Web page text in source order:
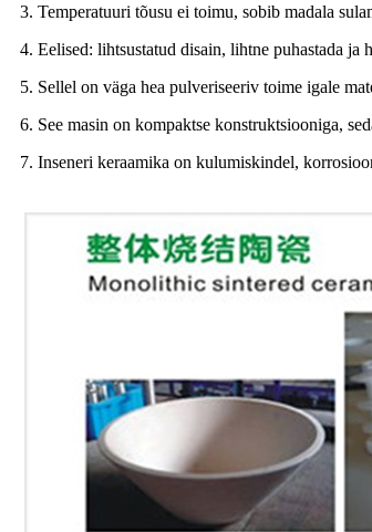
3. Temperatuuri tõusu ei toimu, sobib madala
4. Eelised: lihtsustatud disain, lihtne puhastada ja
5. Sellel on väga hea pulveriseeriv toime igale
6. See masin on kompaktse konstruktsiooniga,
7. Inseneri keraamika on kulumiskindel,